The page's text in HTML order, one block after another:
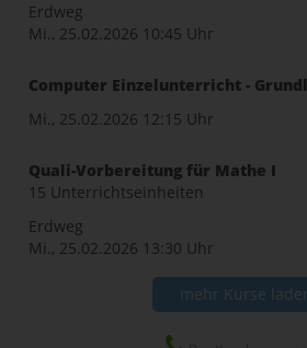
Erdweg
Mi., 25.02.2026 10:45 Uhr
Computer Einzelunterricht -
Mi., 25.02.2026 12:15 Uhr
Quali-Vorbereitung für Mathe I
15 Unterrichtseinheiten
Erdweg
Mi., 25.02.2026 13:30 Uhr
mehr Kurse